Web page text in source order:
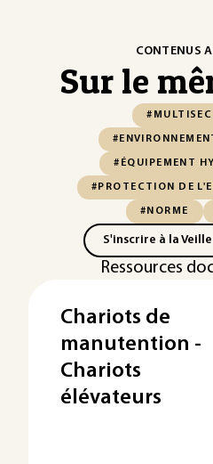
CONTENUS
Sur le
#ÉQUIPEMENT
#PROTECTION DE
#NORME
S'inscrire à la
Ressources
Chariots de
manutention -
Chariots
élévateurs